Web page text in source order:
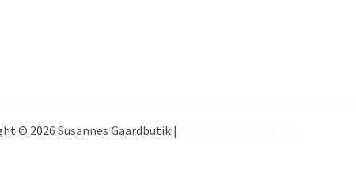
© 2026 Susannes Gaardbutik |